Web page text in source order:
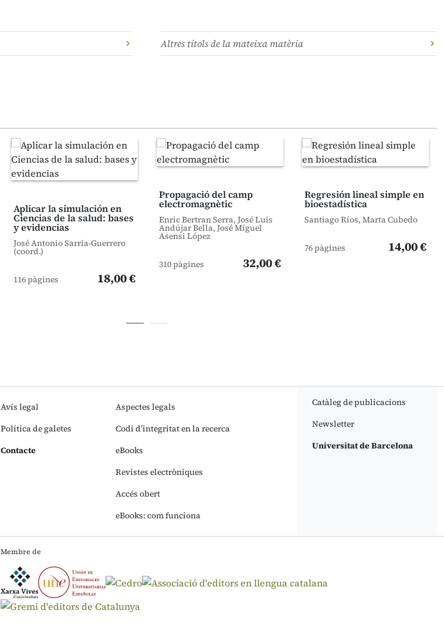
Altres títols de la mateixa matèria
Aplicar la simulación en
Ciencias de la salud: bases
y evidencias
José Antonio Sarria-Guerrero
(coord.)
116 pàgines 18,00 €
Propagació del camp
electromagnètic
Enric Bertran Serra, José Luis
Andújar Bella, José Miguel
Asensi López
310 pàgines 32,00 €
Regresión lineal simple en
bioestadística
Santiago Ríos, Marta Cubedo
76 pàgines 14,00 €
Avís legal
Política de galetes
Contacte
Aspectes legals
Codi d’integritat en la recerca
eBooks
Revistes electròniques
Accés obert
eBooks: com funciona
Catàleg de publicacions
Newsletter
Universitat de Barcelona
Membre de